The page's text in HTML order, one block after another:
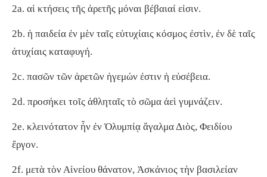
2a. αἱ κτήσεις τῆς ἀρετῆς μόναι βέβαιαί εἰσιν.
2b. ἡ παιδεία ἐν μὲν ταῖς εὐτυχίαις κόσμος ἐστὶν, ἐν δὲ ταῖς
ἀτυχίαις καταφυγή.
2c. πασῶν τῶν ἀρετῶν ἡγεμών ἐστιν ἡ εὐσέβεια.
2d. προσήκει τοῖς ἀθληταῖς τὸ σῶμα ἀεὶ γυμνάζειν.
2e. κλεινότατον ἦν ἐν Ὀλυμπίᾳ ἄγαλμα Διὸς, Φειδίου
ἔργον.
2f. μετὰ τὸν Αἰνείου θάνατον, Ἀσκάνιος τὴν βασιλείαν